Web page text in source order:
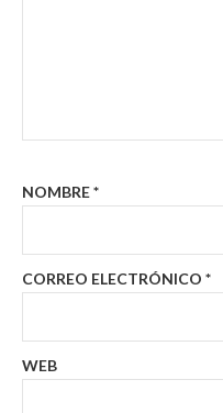
NOMBRE*
CORREO ELECTRÓNICO *
WEB